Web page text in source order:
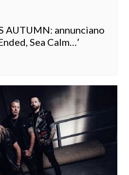
AUTUMN: annunciano
Sea Calm…’